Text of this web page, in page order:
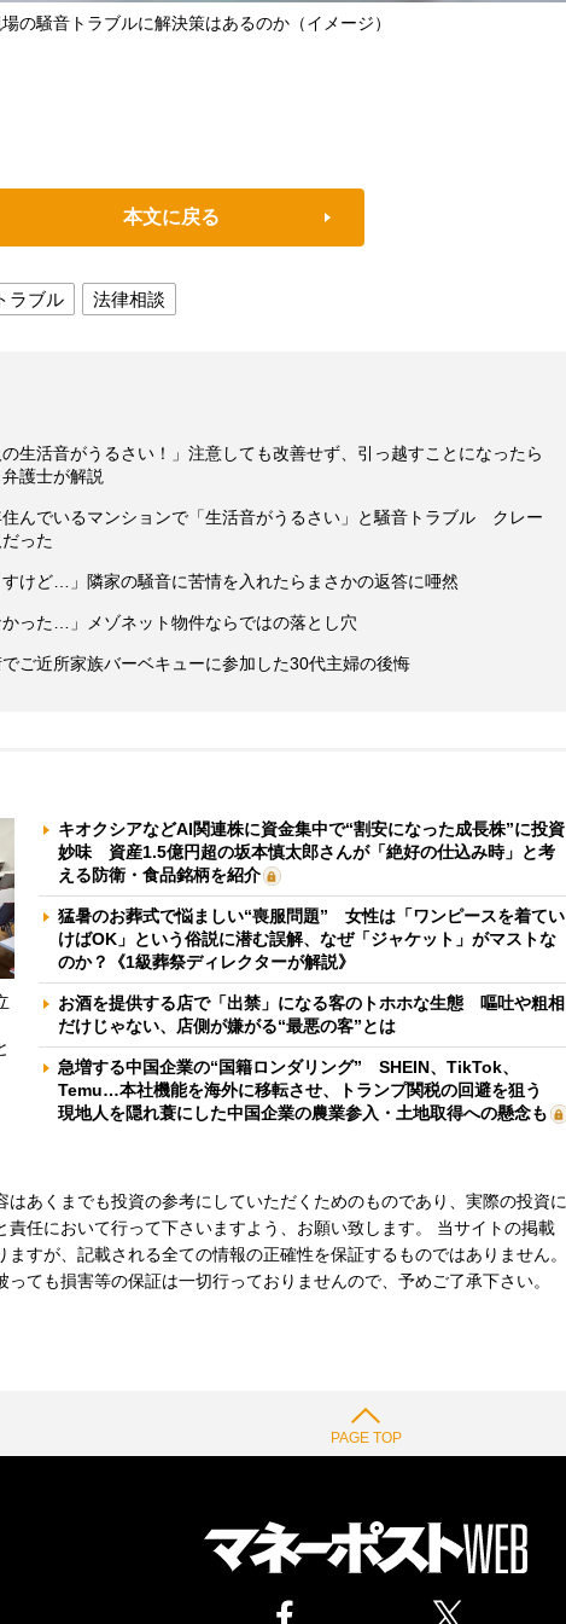
の騒音トラブルに解決策はあるのか（イメージ）
本文に戻る
ラブル 法律相談
の生活音がうるさい！」注意しても改善せず、引っ越すことになったら
護士が解説
住んでいるマンションで「生活音がうるさい」と騒音トラブル クレー
った
すけど…」隣家の騒音に苦情を入れたらまさかの返答に唖然
かった…」メゾネット物件ならではの落とし穴
ご近所家族バーベキューに参加した30代主婦の後悔
キオクシアなどAI関連株に資金集中で“割安になった成長株”に投資
妙味 資産1.5億円超の坂本慎太郎さんが「絶好の仕込み時」と考
える防衛・食品銘柄を紹介
猛暑のお葬式で悩ましい“喪服問題” 女性は「ワンピースを着てい
けばOK」という俗説に潜む誤解、なぜ「ジャケット」がマストな
のか？《1級葬祭ディレクターが解説》
お酒を提供する店で「出禁」になる客のトホホな生態 嘔吐や粗相
だけじゃない、店側が嫌がる“最悪の客”とは
急増する中国企業の“国籍ロンダリング” SHEIN、TikTok、
Temu…本社機能を海外に移転させ、トランプ関税の回避を狙う
現地人を隠れ蓑にした中国企業の農業参入・土地取得への懸念も
はあくまでも投資の参考にしていただくためのものであり、実際の投資に
責任において行って下さいますよう、お願い致します。 当サイトの掲載
すが、記載される全ての情報の正確性を保証するものではありません。
ても損害等の保証は一切行っておりませんので、予めご了承下さい。
PAGE TOP